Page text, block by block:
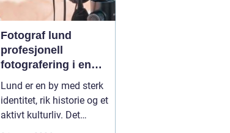
Fotograf lund
profesjonell
fotografering i en
levende
universitetsby
Lund er en by med sterk
identitet, rik historie og et
aktivt kulturliv. Det